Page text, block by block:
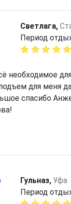
Светлага,
Период
необходимое
для меня
спасибо
Гульназ, Уфа
Период